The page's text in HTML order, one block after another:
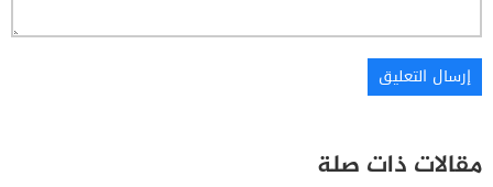
مقالات ذات صلة